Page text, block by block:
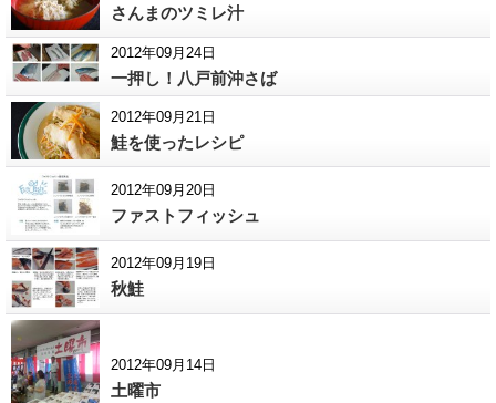
さんまのツミレ汁
2012年09月24日
一押し！八戸前沖さば
2012年09月21日
鮭を使ったレシピ
2012年09月20日
ファストフィッシュ
2012年09月19日
秋鮭
2012年09月14日
土曜市